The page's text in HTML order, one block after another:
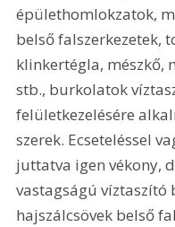
épülethomlokzatok,
belső falszerkezetek,
klinkertégla, mészkő,
stb., burkolatok
felületkezelésére
szerek. Ecseteléssel
juttatva igen vékony,
vastagságú víztaszító
hajszálcsövek belső